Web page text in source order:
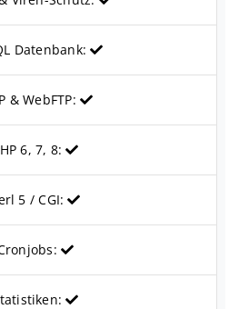
Datenbank:
& WebFTP:
6, 7, 8:
5 / CGI: